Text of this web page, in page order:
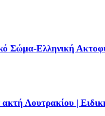
Σώμα-Ελληνική
ακτή Λουτρακίου |